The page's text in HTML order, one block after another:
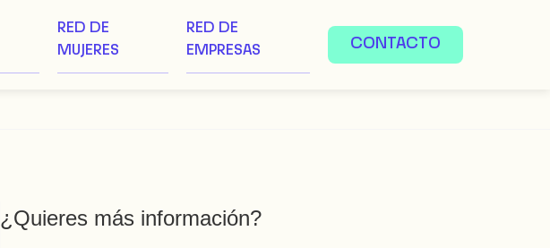
RED DE
MUJERES
RED DE
EMPRESAS
CONTACTO
¿Quieres más información?